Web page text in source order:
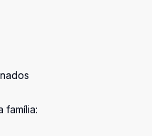
família: